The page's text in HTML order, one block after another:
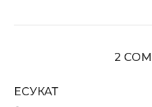
2
ЕСУКАТ